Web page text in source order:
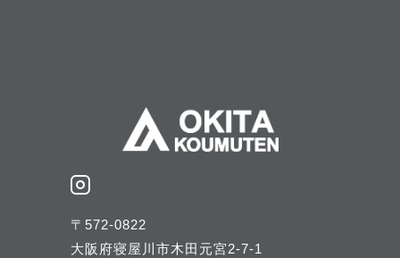
〒572-0822
大阪府寝屋川市木田元宮2-7-1